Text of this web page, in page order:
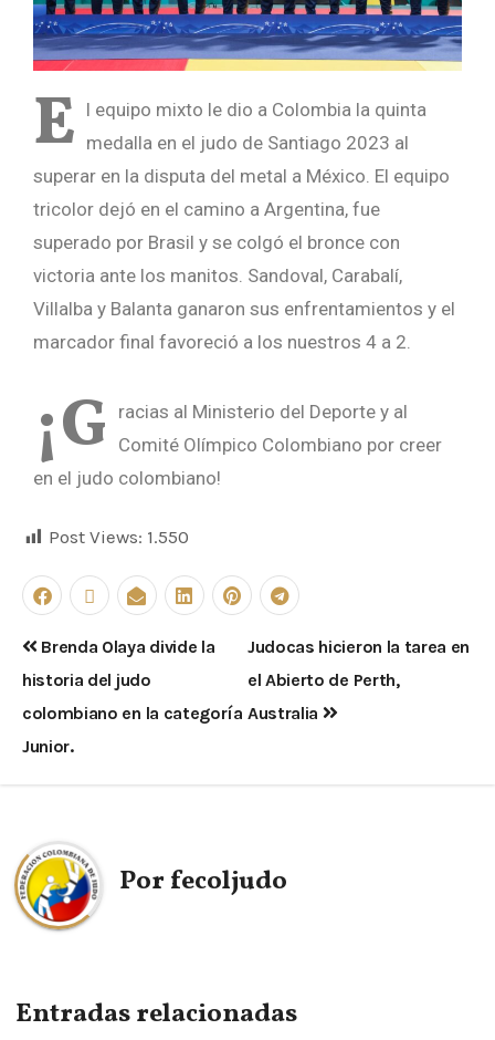
E l equipo mixto le dio a Colombia la quinta
medalla en el judo de Santiago 2023 al
superar en la disputa del metal a México. El equipo
tricolor dejó en el camino a Argentina, fue
superado por Brasil y se colgó el bronce con
victoria ante los manitos. Sandoval, Carabalí,
Villalba y Balanta ganaron sus enfrentamientos y el
marcador final favoreció a los nuestros 4 a 2.
¡G
racias al Ministerio del Deporte y al
Comité Olímpico Colombiano por creer
en el judo colombiano!
Post Views: 1.550
Brenda Olaya divide la
historia del judo
colombiano en la categoría
Junior.
Judocas hicieron la tarea en
el Abierto de Perth,
Australia
Porfecoljudo
Entradas relacionadas